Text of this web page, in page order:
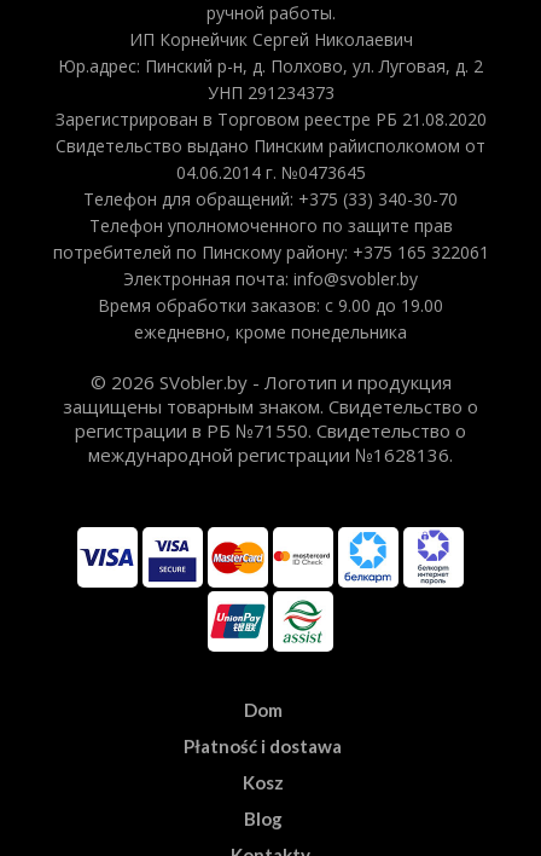
ручной работы.
ИП Корнейчик Сергей Николаевич
Юр.адрес: Пинский р-н, д. Полхово, ул. Луговая, д. 2
УНП 291234373
Зарегистрирован в Торговом реестре РБ 21.08.2020
Свидетельство выдано Пинским райисполкомом от
04.06.2014 г. №0473645
Телефон для обращений: +375 (33) 340-30-70
Телефон уполномоченного по защите прав
потребителей по Пинскому району: +375 165 322061
Электронная почта: info@svobler.by
Время обработки заказов: с 9.00 до 19.00
ежедневно, кроме понедельника
© 2026 SVobler.by - Логотип и продукция
защищены товарным знаком. Свидетельство о
регистрации в РБ №71550. Свидетельство о
международной регистрации №1628136.
Dom
Płatność i dostawa
Kosz
Blog